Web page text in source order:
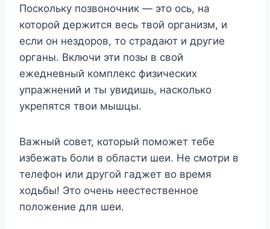
Поскольку позвоночник — это ось, на
которой держится весь твой организм, и
если он нездоров, то страдают и другие
органы. Включи эти позы в свой
ежедневный комплекс физических
упражнений и ты увидишь, насколько
укрепятся твои мышцы.
Важный совет, который поможет тебе
избежать боли в области шеи. Не смотри в
телефон или другой гаджет во время
ходьбы! Это очень неестественное
положение для шеи.